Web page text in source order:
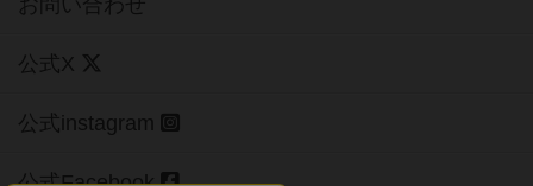
お問い合わせ
公式X
公式instagram